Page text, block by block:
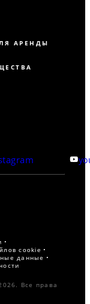
АРЕНДЫ
cookie
данные
Все права